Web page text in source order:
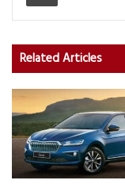
Related Articles